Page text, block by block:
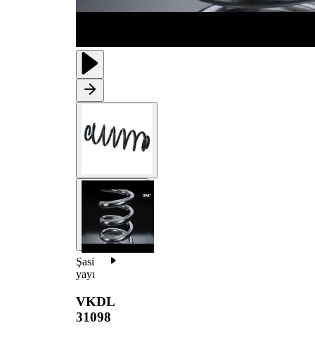
Şasi
yayı
VKDL
31098